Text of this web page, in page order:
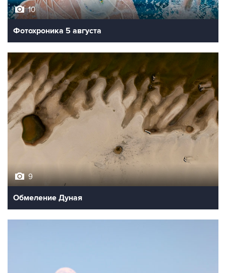
10
Фотохроника 5 августа
9
Обмеление Дуная